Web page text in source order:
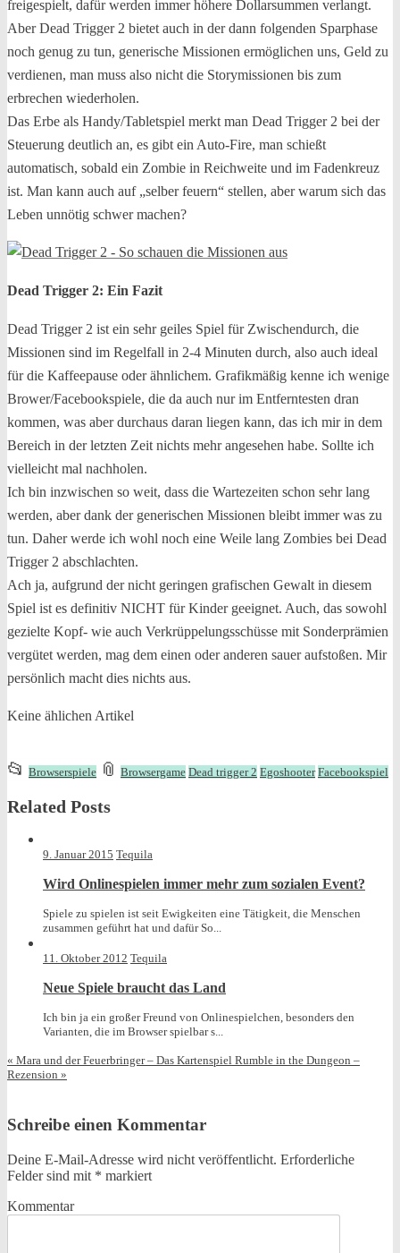
freigespielt, dafür werden immer höhere Dollarsummen verlangt.
Aber Dead Trigger 2 bietet auch in der dann folgenden Sparphase
noch genug zu tun, generische Missionen ermöglichen uns, Geld zu
verdienen, man muss also nicht die Storymissionen bis zum
erbrechen wiederholen.
Das Erbe als Handy/Tabletspiel merkt man Dead Trigger 2 bei der
Steuerung deutlich an, es gibt ein Auto-Fire, man schießt
automatisch, sobald ein Zombie in Reichweite und im Fadenkreuz
ist. Man kann auch auf „selber feuern“ stellen, aber warum sich das
Leben unnötig schwer machen?
Dead Trigger 2: Ein Fazit
Dead Trigger 2 ist ein sehr geiles Spiel für Zwischendurch, die
Missionen sind im Regelfall in 2-4 Minuten durch, also auch ideal
für die Kaffeepause oder ähnlichem. Grafikmäßig kenne ich wenige
Brower/Facebookspiele, die da auch nur im Entferntesten dran
kommen, was aber durchaus daran liegen kann, das ich mir in dem
Bereich in der letzten Zeit nichts mehr angesehen habe. Sollte ich
vielleicht mal nachholen.
Ich bin inzwischen so weit, dass die Wartezeiten schon sehr lang
werden, aber dank der generischen Missionen bleibt immer was zu
tun. Daher werde ich wohl noch eine Weile lang Zombies bei Dead
Trigger 2 abschlachten.
Ach ja, aufgrund der nicht geringen grafischen Gewalt in diesem
Spiel ist es definitiv NICHT für Kinder geeignet. Auch, das sowohl
gezielte Kopf- wie auch Verkrüppelungsschüsse mit Sonderprämien
vergütet werden, mag dem einen oder anderen sauer aufstoßen. Mir
persönlich macht dies nichts aus.
Keine ählichen Artikel
📂 This
was
posted
Browserspiele 📎 and
Browsergame Dead trigger 2 Egoshooter Facebookspiel
Related Posts
9. Januar 2015 Tequila
Wird Onlinespielen immer mehr zum sozialen Event?
Spiele zu spielen ist seit Ewigkeiten eine Tätigkeit, die Menschen
zusammen geführt hat und dafür So...
11. Oktober 2012 Tequila
Neue Spiele braucht das Land
Ich bin ja ein großer Freund von Onlinespielchen, besonders den
Varianten, die im Browser spielbar s...
« Mara und der Feuerbringer – Das Kartenspiel Rumble in the Dungeon –
Rezension »
Schreibe einen Kommentar
Deine E-Mail-Adresse wird nicht veröffentlicht. Erforderliche
Felder sind mit * markiert
Kommentar